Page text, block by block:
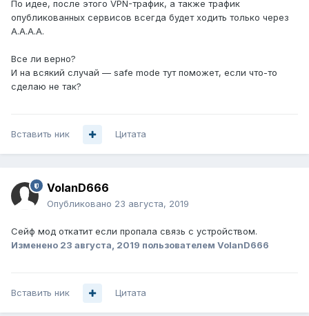
По идее, после этого VPN-трафик, а также трафик
опубликованных сервисов всегда будет ходить только через
A.A.A.A.
Все ли верно?
И на всякий случай — safe mode тут поможет, если что-то
сделаю не так?
Вставить ник Цитата
VolanD666
Опубликовано 23 августа, 2019
Сейф мод откатит если пропала связь с устройством.
Изменено 23 августа, 2019 пользователем VolanD666
Вставить ник Цитата